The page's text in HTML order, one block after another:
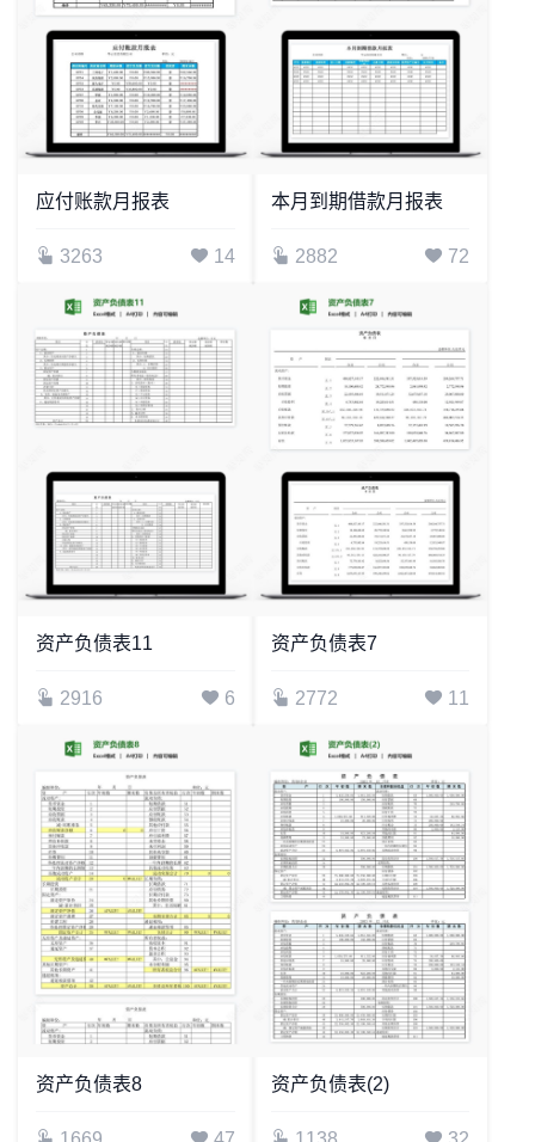
应付账款月报表
3263 14
本月到期借款月报表
2882 72
资产负债表11
2916 6
资产负债表7
2772 11
资产负债表8 资产负债表(2)